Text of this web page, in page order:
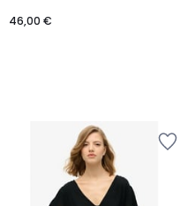
46,00 €